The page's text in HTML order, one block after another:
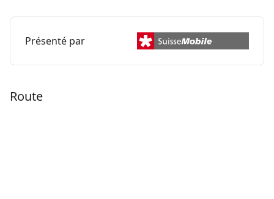
Présenté par
Route